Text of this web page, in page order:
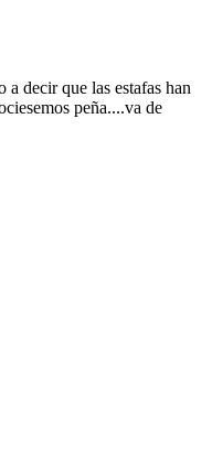
decir que las estafas han
peña....va de